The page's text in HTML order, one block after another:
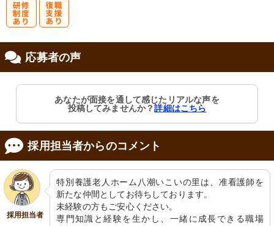
応募者の声
あなたが面接を通して感じたリアルな声を
投稿してみませんか？詳細はこちら
採用担当者からのコメント
採用担当者
特別養護老人ホーム八潮いこいの里は、准看護師を
新たな仲間としてお待ちしております。
未経験の方もご安心ください。
専門知識と経験を生かし、一緒に成長できる職場